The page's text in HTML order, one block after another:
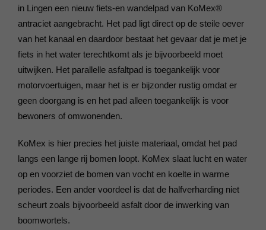
in Lingen een nieuw fiets-en wandelpad van KoMex®
antraciet aangebracht. Het pad ligt direct op de steile oever
van het kanaal en daardoor bestaat het gevaar dat je met je
fiets in het water terechtkomt als je bijvoorbeeld moet
uitwijken. Het parallelle asfaltpad is toegankelijk voor
motorvoertuigen, maar het is er bijzonder rustig omdat er
geen doorgang is en het pad alleen toegankelijk is voor
bewoners of omwonenden.
KoMex is hier precies het juiste materiaal, omdat het pad
langs een lange rij bomen loopt. KoMex slaat lucht en water
op en voorziet de bomen van vocht en koelte in warme
periodes. Een ander voordeel is dat de halfverharding niet
scheurt zoals bijvoorbeeld asfalt door de inwerking van
boomwortels.